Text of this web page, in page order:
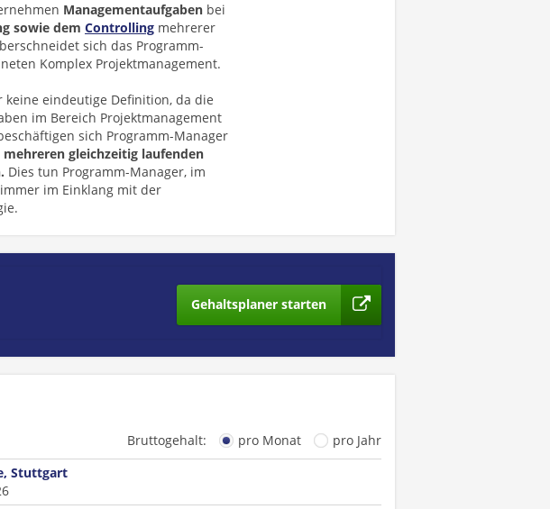
Managementaufgaben bei
sowie dem Controlling mehrerer
sich das Programm-
Komplex Projektmanagement.
eindeutige Definition, da die
im Bereich Projektmanagement
sich Programm-Manager
gleichzeitig laufenden
Dies tun Programm-Manager, im
im Einklang mit der
Gehaltsplaner starten
Bruttogehalt: pro Monat
pro Jahr
Stuttgart